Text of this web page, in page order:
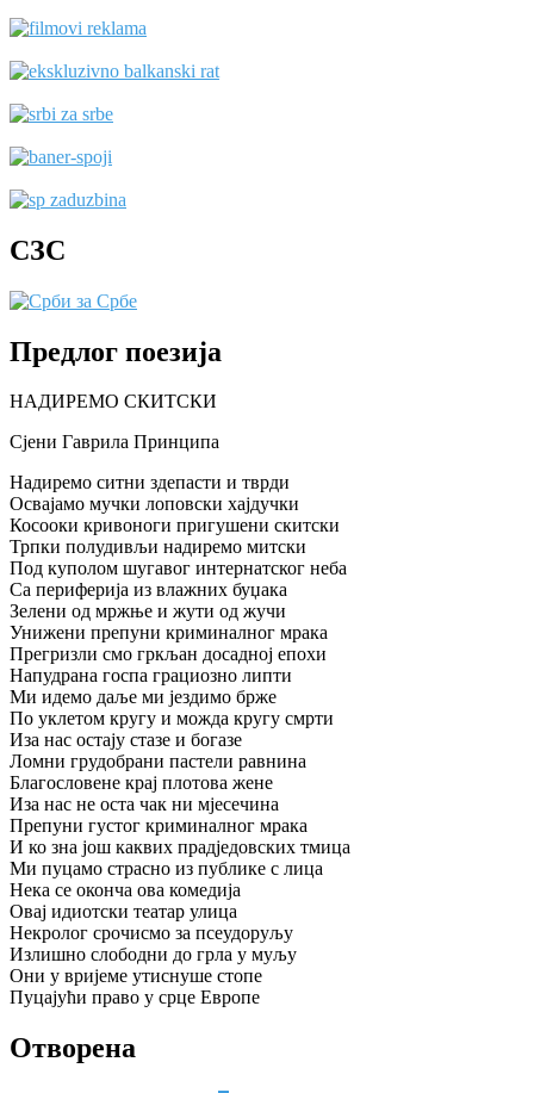
СЗС
Предлог поезија
НАДИРЕМО СКИТСКИ
Сјени Гаврила Принципа
Надиремо ситни здепасти и тврди
Освајамо мучки лоповски хајдучки
Косооки кривоноги пригушени скитски
Трпки полудивљи надиремо митски
Под куполом шугавог интернатског неба
Са периферија из влажних буџака
Зелени од мржње и жути од жучи
Унижени препуни криминалног мрака
Прегризли смо гркљан досадној епохи
Напудрана госпа грациозно липти
Ми идемо даље ми јездимо брже
По уклетом кругу и можда кругу смрти
Иза нас остају стазе и богазе
Ломни грудобрани пастели равнина
Благословене крај плотова жене
Иза нас не оста чак ни мјесечина
Препуни густог криминалног мрака
И ко зна још каквих прадједовских тмица
Ми пуцамо страсно из публике с лица
Нека се оконча ова комедија
Овај идиотски театар улица
Некролог срочисмо за псеудоруљу
Излишно слободни до грла у муљу
Они у вријеме утиснуше стопе
Пуцајући право у срце Европе
Отворена